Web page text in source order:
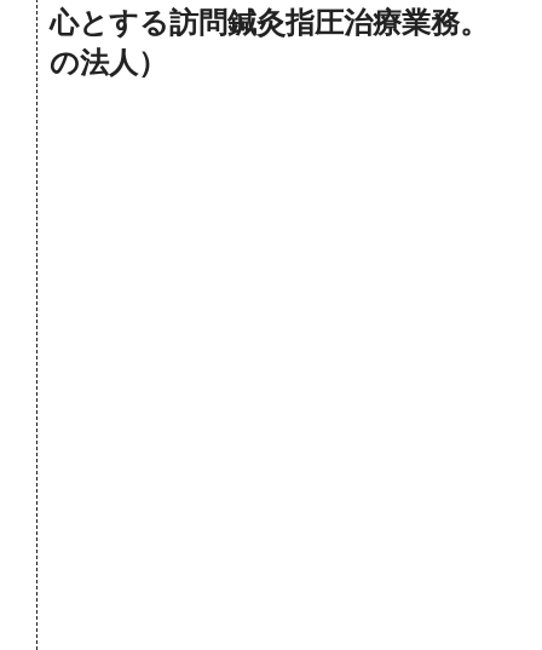
心とする訪問鍼灸指圧治療業務。
の法人）